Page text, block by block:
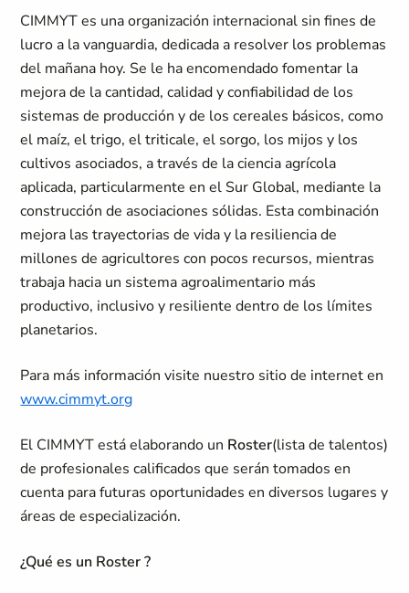
CIMMYT es una organización internacional sin fines de
lucro a la vanguardia, dedicada a resolver los problemas
del mañana hoy. Se le ha encomendado fomentar la
mejora de la cantidad, calidad y confiabilidad de los
sistemas de producción y de los cereales básicos, como
el maíz, el trigo, el triticale, el sorgo, los mijos y los
cultivos asociados, a través de la ciencia agrícola
aplicada, particularmente en el Sur Global, mediante la
construcción de asociaciones sólidas. Esta combinación
mejora las trayectorias de vida y la resiliencia de
millones de agricultores con pocos recursos, mientras
trabaja hacia un sistema agroalimentario más
productivo, inclusivo y resiliente dentro de los límites
planetarios.
Para más información visite nuestro sitio de internet en
www.cimmyt.org
El CIMMYT está elaborando un Roster(lista de talentos)
de profesionales calificados que serán tomados en
cuenta para futuras oportunidades en diversos lugares y
áreas de especialización.
¿Qué es un Roster ?